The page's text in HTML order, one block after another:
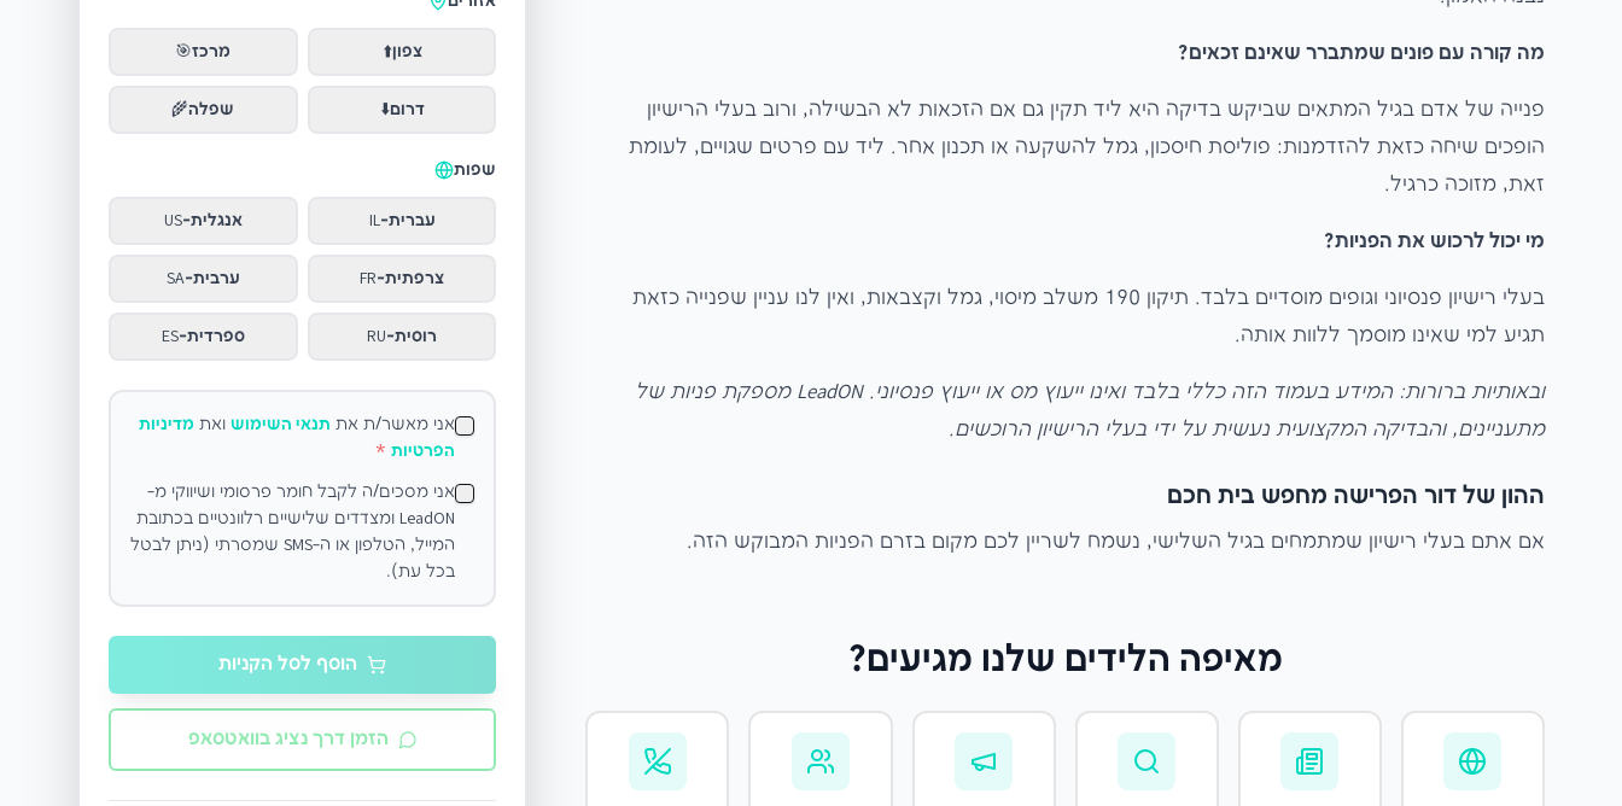
מה קורה עם פונים שמתברר שאינם זכאים?
פנייה של אדם בגיל המתאים שביקש בדיקה היא ליד תקין גם אם הזכאות לא הבשילה, ורוב בעלי הרישיון
הופכים שיחה כזאת להזדמנות: פוליסת חיסכון, גמל להשקעה או תכנון אחר. ליד עם פרטים שגויים, לעומת
זאת, מזוכה כרגיל.
מי יכול לרכוש את הפניות?
בעלי רישיון פנסיוני וגופים מוסדיים בלבד. תיקון 190 משלב מיסוי, גמל וקצבאות, ואין לנו עניין שפנייה כזאת
תגיע למי שאינו מוסמך ללוות אותה.
ובאותיות ברורות: המידע בעמוד הזה כללי בלבד ואינו ייעוץ מס או ייעוץ פנסיוני. LeadON מספקת פניות של
מתעניינים, והבדיקה המקצועית נעשית על ידי בעלי הרישיון הרוכשים.
ההון של דור הפרישה מחפש בית חכם
אם אתם בעלי רישיון שמתמחים בגיל השלישי, נשמח לשריין לכם מקום בזרם הפניות המבוקש הזה.
מאיפה הלידים שלנו מגיעים?
צפון⬆️ מרכז🎯
דרום⬇️ שפלה🌾
שפות
עברית-
IL אנגלית-
US
צרפתית-
FR ערבית-
SA
רוסית-
RU ספרדית-
ES
אני מאשר/ת את תנאי השימוש ואת מדיניות
הפרטיות *
אני מסכים/ה לקבל חומר פרסומי ושיווקי מ-
LeadON ומצדדים שלישיים רלוונטיים בכתובת
המייל, הטלפון או ה-SMS שמסרתי (ניתן לבטל
בכל עת).
הוסף לסל הקניות
הזמן דרך נציג בוואטסאפ